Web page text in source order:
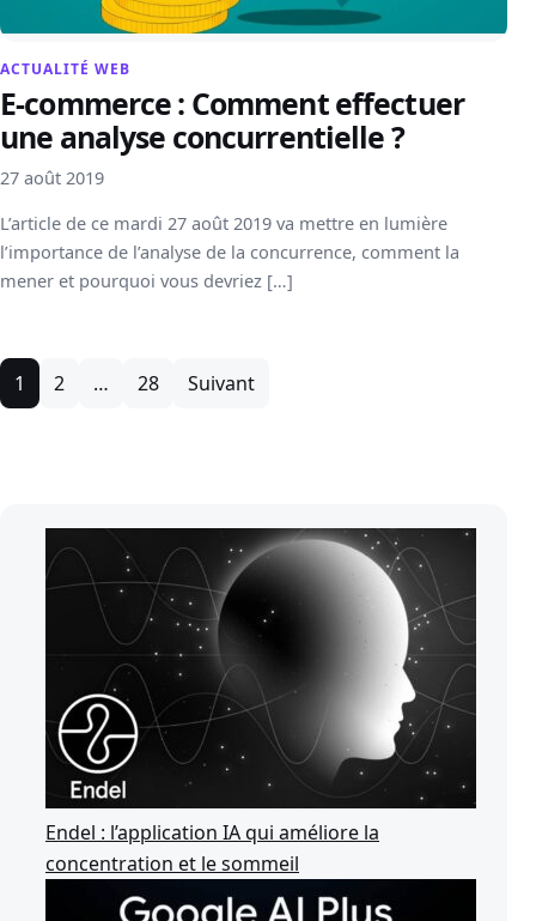
ACTUALITÉ WEB
E-commerce : Comment effectuer
une analyse concurrentielle ?
27 août 2019
L’article de ce mardi 27 août 2019 va mettre en lumière
l’importance de l’analyse de la concurrence, comment la
mener et pourquoi vous devriez […]
Pagination des publications
1 2 … 28 Suivant
Endel : l’application IA qui améliore la
concentration et le sommeil